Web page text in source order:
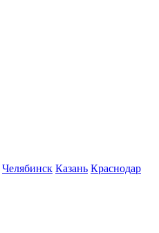
Челябинск Казань Краснодар